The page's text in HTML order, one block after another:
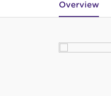
Overview